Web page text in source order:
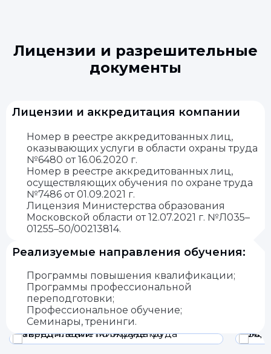
Лицензии и разрешительные
документы
Лицензии и аккредитация компании
Номер в реестре аккредитованных лиц,
оказывающих услуги в области охраны труда
№6480 от 16.06.2020 г.
Номер в реестре аккредитованных лиц,
осуществляющих обучения по охране труда
№7486 от 01.09.2021 г.
Лицензия Министерства образования
Московской области от 12.07.2021 г. №Л035–
01255–50/00213814.
Реализуемые направления обучения:
Программы повышения квалификации;
Программы профессиональной
переподготовки;
Профессиональное обучение;
Семинары, тренинги.